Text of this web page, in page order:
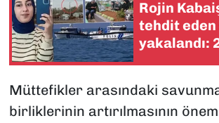
Rojin
tehdit
yakalandı:
Müttefikler arasındaki
birliklerinin artırılmasının